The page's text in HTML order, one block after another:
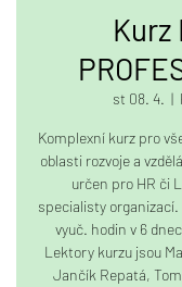
Kurz
st 08. 4.
  |
Komplexní kurz pro
oblasti rozvoje a
určen pro HR či
specialisty organizací.
vyuč. hodin v 6
Lektory kurzu jsou
Jančík Repatá,